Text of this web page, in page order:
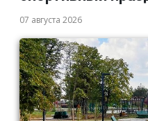
07 августа 2026